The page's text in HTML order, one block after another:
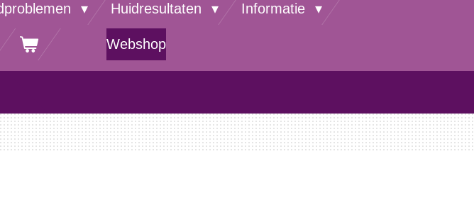
Huidresultaten Informatie
Webshop